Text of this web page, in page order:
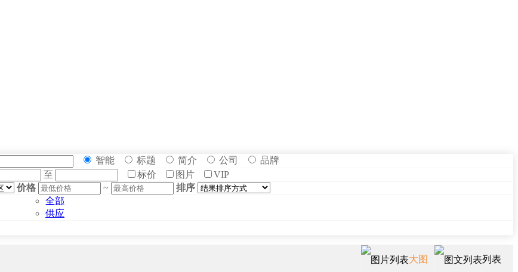
智能 标题 简介 公司 品牌
至 标价 图片 VIP
价格 ~ 排序
全部
供应
大图 列表